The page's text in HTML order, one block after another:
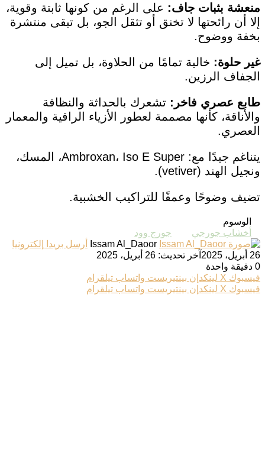
منعشة بثبات جاف: على الرغم من كونها ثابتة وقوية،
إلا أن رائحتها لا تخنق أو تثقل الجو، بل تبقى منتشرة
بخفة ووضوح.
غير حلوة: خالية تمامًا من الحلاوة، بل تميل إلى
الجفاف الرزين.
طابع عصري فاخر: تشعرك بالحداثة والنظافة
والأناقة، كأنها مصممة لعطور الأزياء الراقية والمعمار
العصري.
يتناغم جيدًا مع: Ambroxan، Iso E Super، المسك،
ونجيل الهند (vetiver).
تضيف وضوحًا وعمقًا للتراكيب الخشبية.
الوسوم
أخشاب جورجي
جورج وود
Issam Al_Daoor
أرسل بريدا إلكترونيا
26 أبريل، 2025
آخر تحديث: 26 أبريل، 2025
0 دقيقة واحدة
فيسبوك ‫X لينكدإن بينتيريست واتساب تيلقرام
فيسبوك ‫X لينكدإن بينتيريست واتساب تيلقرام